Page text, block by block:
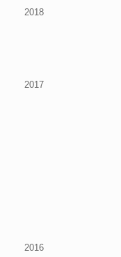
2018
2017
2016